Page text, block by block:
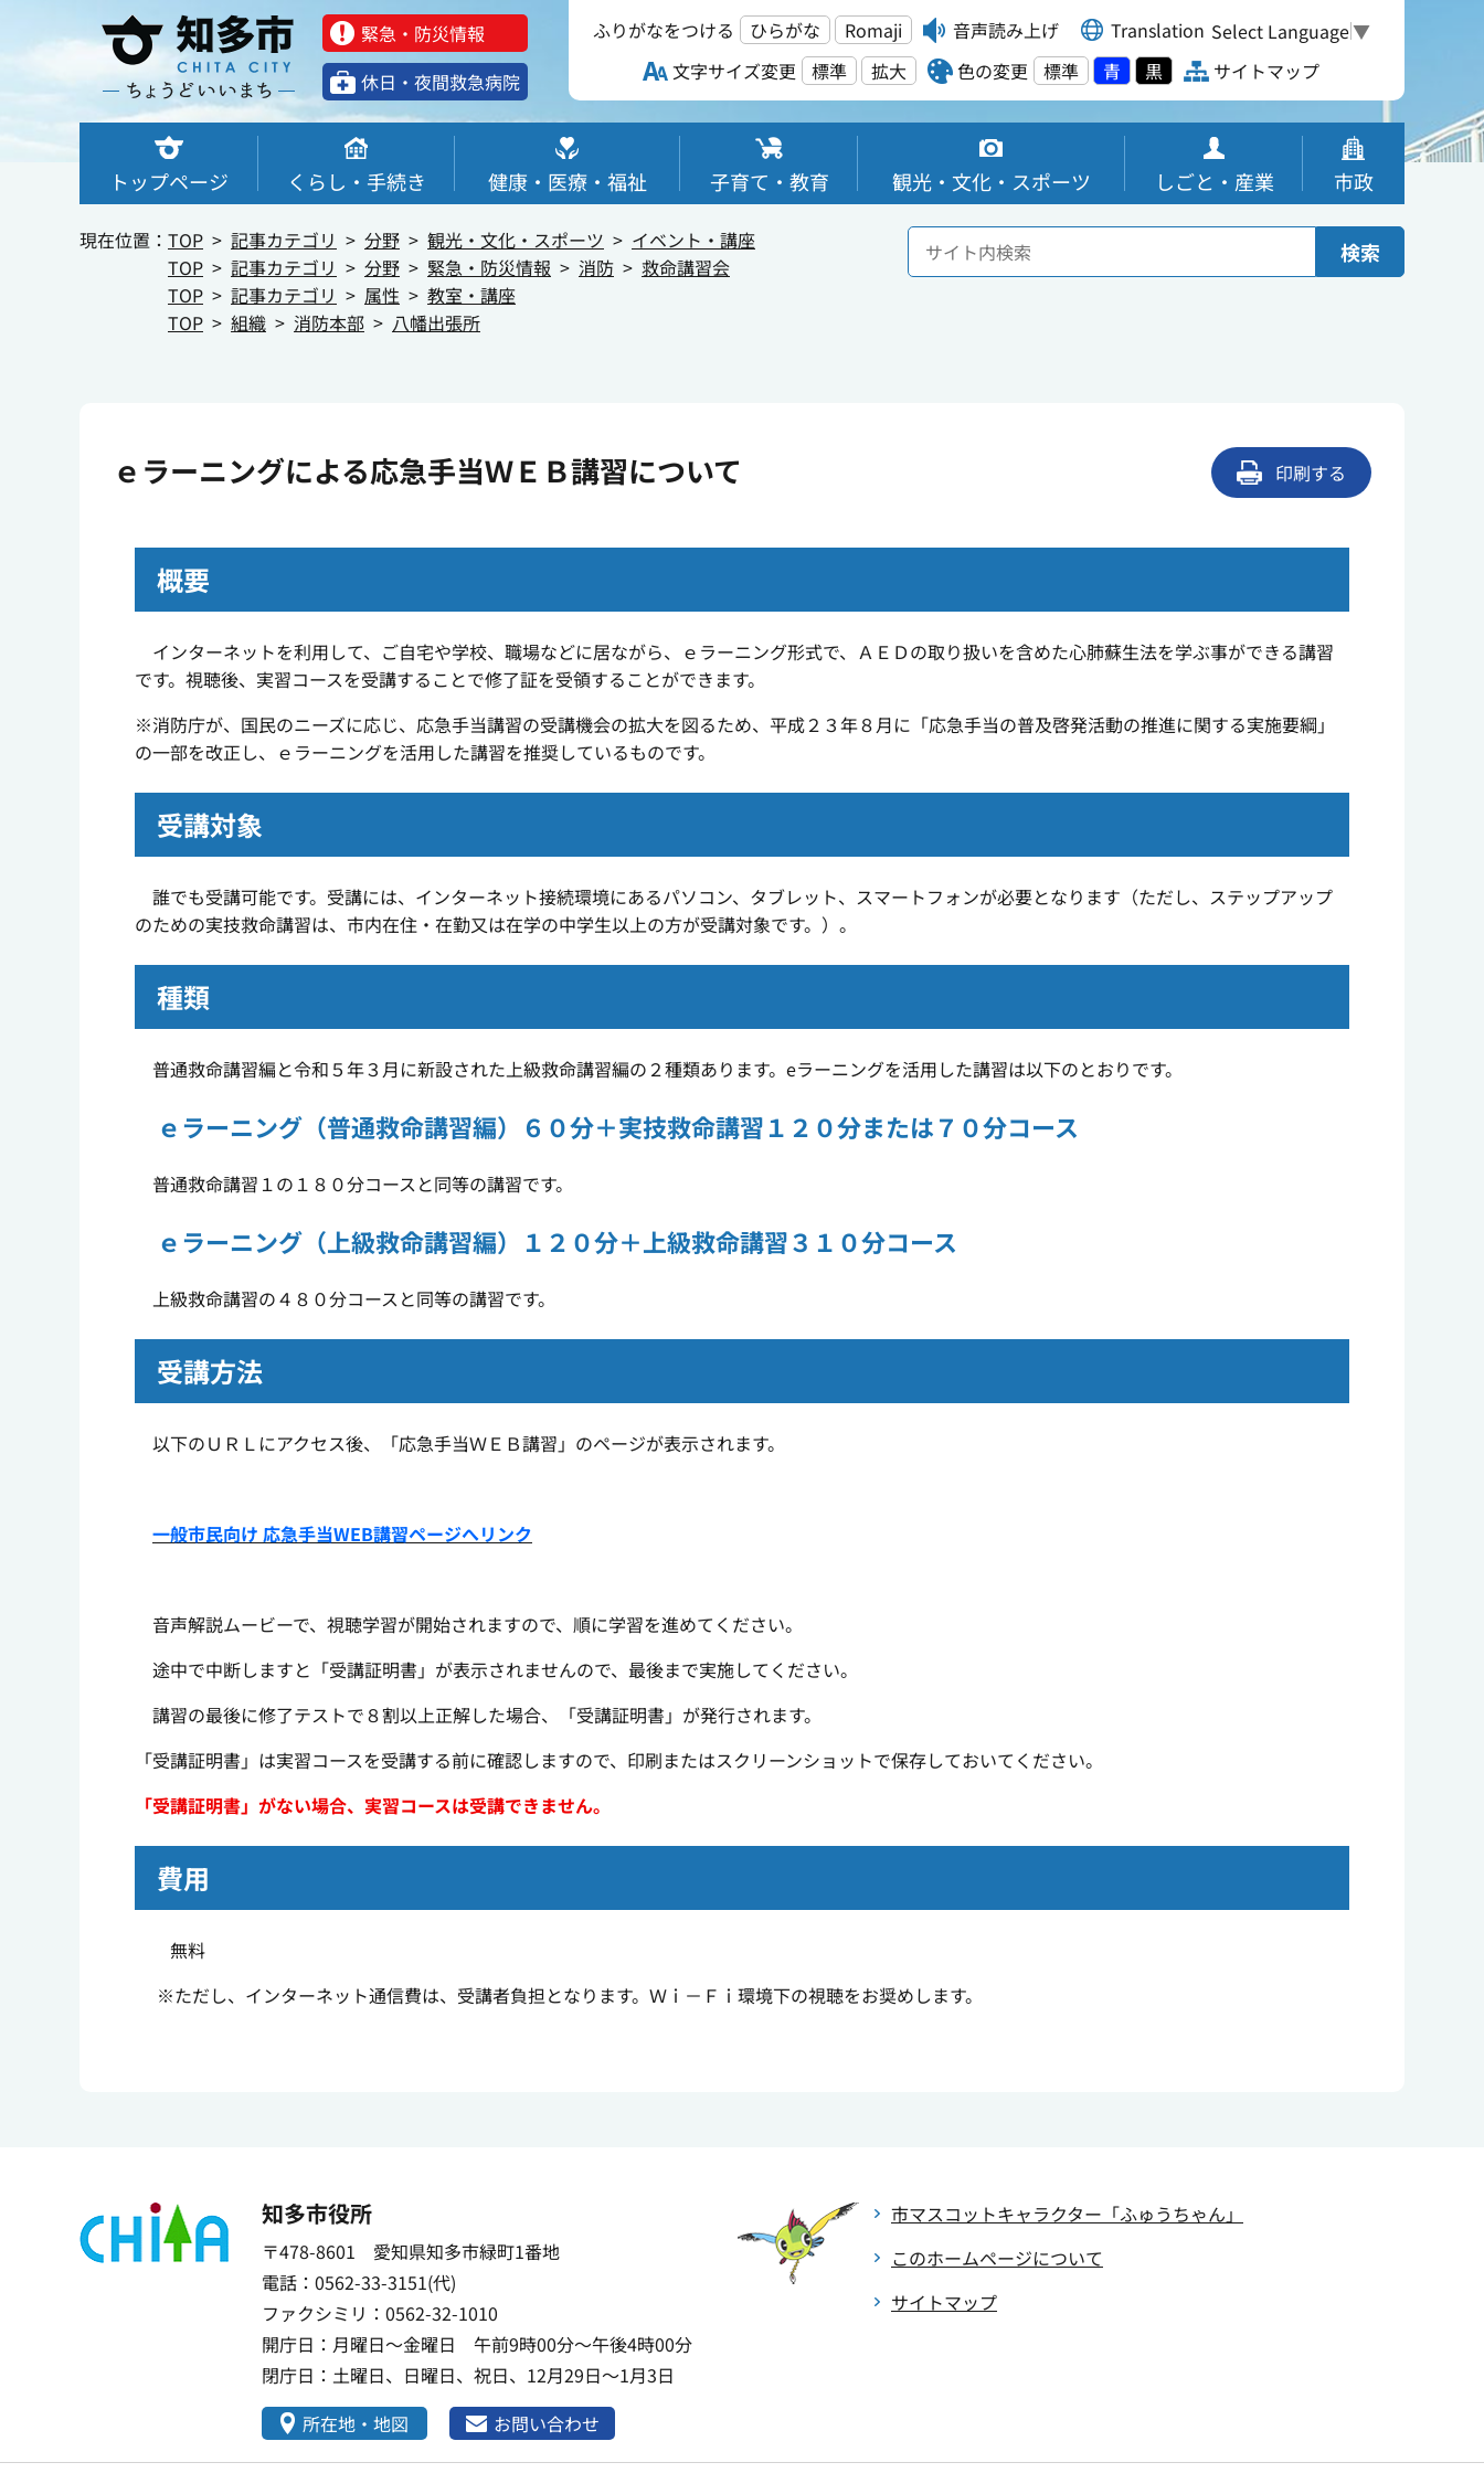
緊急・防災情報
休⽇・夜間救急病院
ふりがなをつける ひらがな Romaji 音声読み上げ Translation Select Language▼
文字サイズ変更
標準 拡大 色の変更 標準 青 黒 サイトマップ
トップページ くらし・手続き 健康・医療・福祉 子育て・教育 観光・文化・スポーツ しごと・産業 市政
現在位置： TOP 記事カテゴリ 分野 観光・文化・スポーツ
イベント・講座
TOP
記事カテゴリ 分野 緊急・防災情報 消防
救命講習会
TOP
記事カテゴリ 属性
教室・講座
TOP
組織 消防本部 八幡出張所
検索
ｅラーニングによる応急手当ＷＥＢ講習について 印刷する
概要
インターネットを利用して、ご自宅や学校、職場などに居ながら、 ｅ ラーニング形式で、 ＡＥＤの取り扱いを含めた心肺蘇生法を学ぶ事ができる講習
です。視聴後、実習コースを受講することで修了証を受領することができます。
※消防庁が、国民のニーズに応じ、応急手当講習の受講機会の拡大を図るため、平成２３年８月に「応急手当の普及啓発活動の推進に関する実施要綱」
の一部を改正し、 ｅ ラーニングを活用した講習を推奨しているものです。
受講対象
誰でも受講可能です。受講には、インターネット接続環境にあるパソコン、タブレット、スマートフォンが必要となります（ただし、ステップアップ
のための実技救命講習は、市内在住・在勤又は在学の中学生以上の方が受講対象です。）。
種類
普通救命講習編と令和５年３月に新設された上級救命講習編の２種類あります。eラーニングを活用した講習は以下のとおりです。
ｅラーニング（普通救命講習編）６０分＋実技救命講習１２０分または７０分コース
普通救命講習１の１８０分コースと同等の講習です。
ｅラーニング（上級救命講習編）１２０分＋上級救命講習３１０分コース
上級救命講習の４８０分コースと同等の講習です。
受講方法
以下のＵＲＬ にアクセス後、「応急手当ＷＥＢ講習」のページが表示されます。
一般市民向け 応急手当WEB講習ページへリンク
音声解説ムービーで、視聴学習が開始されますので、順に学習を進めてください。
途中で中断しますと「受講証明書」が表示されませんので、最後まで実施してください。
講習の最後に修了テストで８割以上正解した場合、「受講証明書」が発行されます。
「受講証明書」は実習コースを受講する前に確認しますので、印刷またはスクリーンショットで保存しておいてください。
「受講証明書」がない場合、実習コースは受講できません。
費用
無料
※ただし、インターネット通信費は、受講者負担となります。Ｗｉ－Ｆｉ環境下の視聴をお奨めします。
知多市役所
〒478-8601 愛知県知多市緑町1番地
電話：0562-33-3151(代)
ファクシミリ：0562-32-1010
開庁日：月曜日～金曜日 午前9時00分～午後4時00分
閉庁日：土曜日、日曜日、祝日、12月29日～1月3日
所在地・地図
お問い合わせ
市マスコットキャラクター 「ふゅうちゃん」
このホームページについて
サイトマップ